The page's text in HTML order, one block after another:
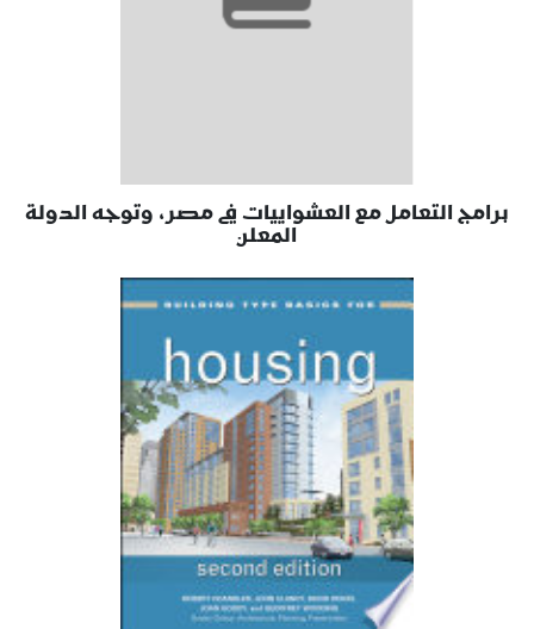
برامج التعامل مع العشواييات في مصر، وتوجه الدولة
المعلن